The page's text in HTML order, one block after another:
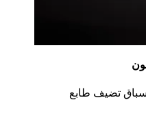
تضيف طابع